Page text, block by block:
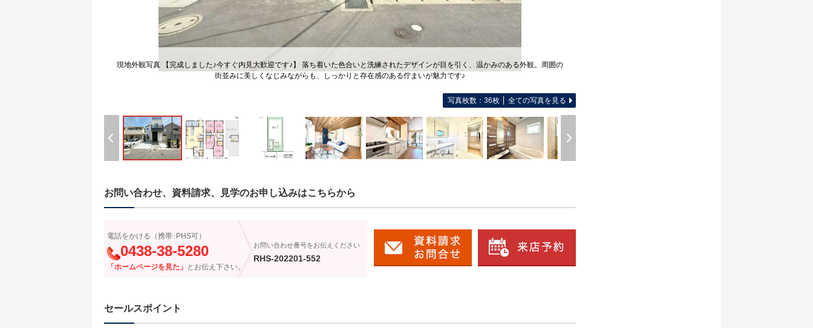
現地外観写真 【完成しました♪今すぐ内見大歓迎です♪】 落ち着いた色合いと洗練されたデザインが目を引く、温かみのある外観。周囲の
街並みに美しくなじみながらも、しっかりと存在感のある佇まいが魅力です♪
写真枚数：36枚 全ての写真を見る
お問い合わせ、資料請求、見学のお申し込みはこちらから
電話をかける（携帯･PHS可）
0438-38-5280
「ホームページを見た」 とお伝え下さい。
お問い合わせ番号をお伝えください
RHS-202201-552
セールスポイント